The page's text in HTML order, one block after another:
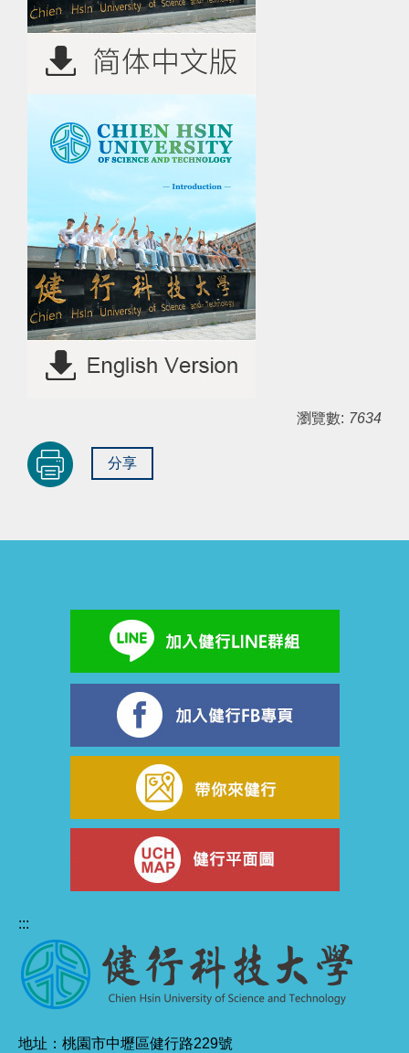
瀏覽數: 7634
分享
:::
地址：桃園市中壢區健行路229號